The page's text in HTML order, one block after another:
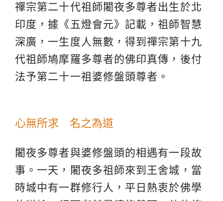
禪宗第二十代祖師闍夜多尊者出生於北
印度，據《五燈會元》記載，祖師智慧
深廣，一生度人無數，得到禪宗第十九
代祖師鳩摩羅多尊者的佛印真傳，後付
法予第二十一祖婆修盤頭尊者。
心無所求 名之為道
闍夜多尊者與婆修盤頭的相遇有一段故
事。一天，闍夜多祖師來到王舍城，當
時城中有一群修行人，平日熱衷於佛學